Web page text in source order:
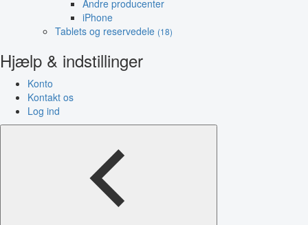
Andre producenter
iPhone
Tablets og reservedele (18)
Hjælp & indstillinger
Konto
Kontakt os
Log ind